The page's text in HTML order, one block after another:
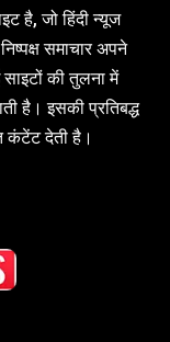
है, जो हिंदी न्यूज
समाचार अपने
साइटों की तुलना में
है। इसकी प्रतिबद्ध
कंटेंट देती है।